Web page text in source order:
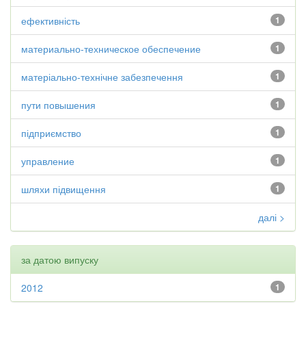
1
ефективність
1
материально-техническое обеспечение
1
матеріально-технічне забезпечення
1
пути повышения
1
підприємство
1
управление
1
шляхи підвищення
далі >
за датою випуску
1
2012